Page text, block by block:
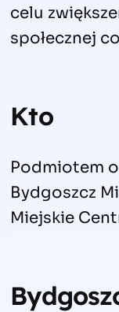
celu
społecznej
Kto
Podmiotem
Bydgoszcz
Miejskie